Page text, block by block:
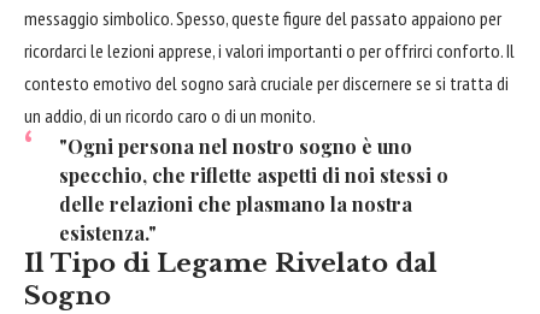
messaggio simbolico. Spesso, queste figure del passato appaiono per
ricordarci le lezioni apprese, i valori importanti o per offrirci conforto. Il
contesto emotivo del sogno sarà cruciale per discernere se si tratta di
un addio, di un ricordo caro o di un monito.
"Ogni persona nel nostro sogno è uno
specchio, che riflette aspetti di noi stessi o
delle relazioni che plasmano la nostra
esistenza."
Il Tipo di Legame Rivelato dal
Sogno